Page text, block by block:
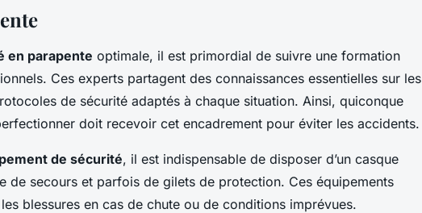
en parapente optimale, il est primordial de suivre une formation
Ces experts partagent des connaissances essentielles sur les
de sécurité adaptés à chaque situation. Ainsi, quiconque
doit recevoir cet encadrement pour éviter les accidents.
de sécurité, il est indispensable de disposer d’un casque
de secours et parfois de gilets de protection. Ces équipements
blessures en cas de chute ou de conditions imprévues.